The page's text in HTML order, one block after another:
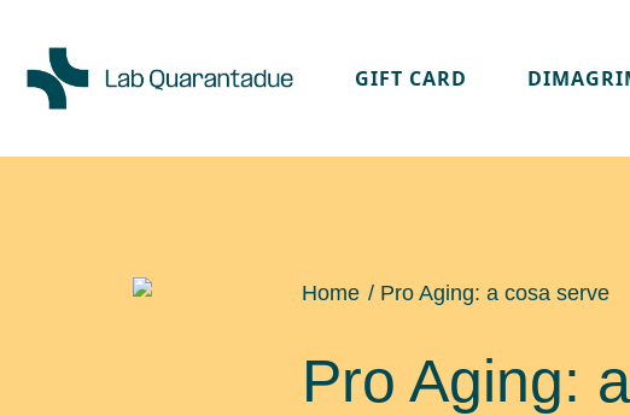
GIFT CARD
Home / Pro Aging: a cosa serve
Pro Aging: